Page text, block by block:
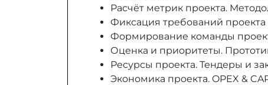
Расчёт метрик проекта.
Фиксация требований проекта
Формирование команды
Оценка и приоритеты.
Ресурсы проекта. Тендеры и
Экономика проекта. OPEX &